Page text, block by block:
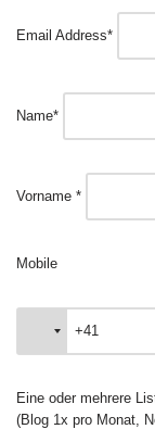
Email Address*
Name*
Vorname *
Mobile
Eine oder mehrere
(Blog 1x pro Monat,